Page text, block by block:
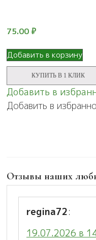
75.00 ₽
Добавить в корзину
КУПИТЬ В 1 КЛИК
Добавить в
Добавить в
Отзывы наших
regina72:
19.07.2026 в